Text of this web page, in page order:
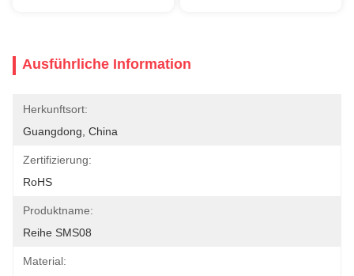
Ausführliche Information
Herkunftsort:
Guangdong, China
Zertifizierung:
RoHS
Produktname:
Reihe SMS08
Material: